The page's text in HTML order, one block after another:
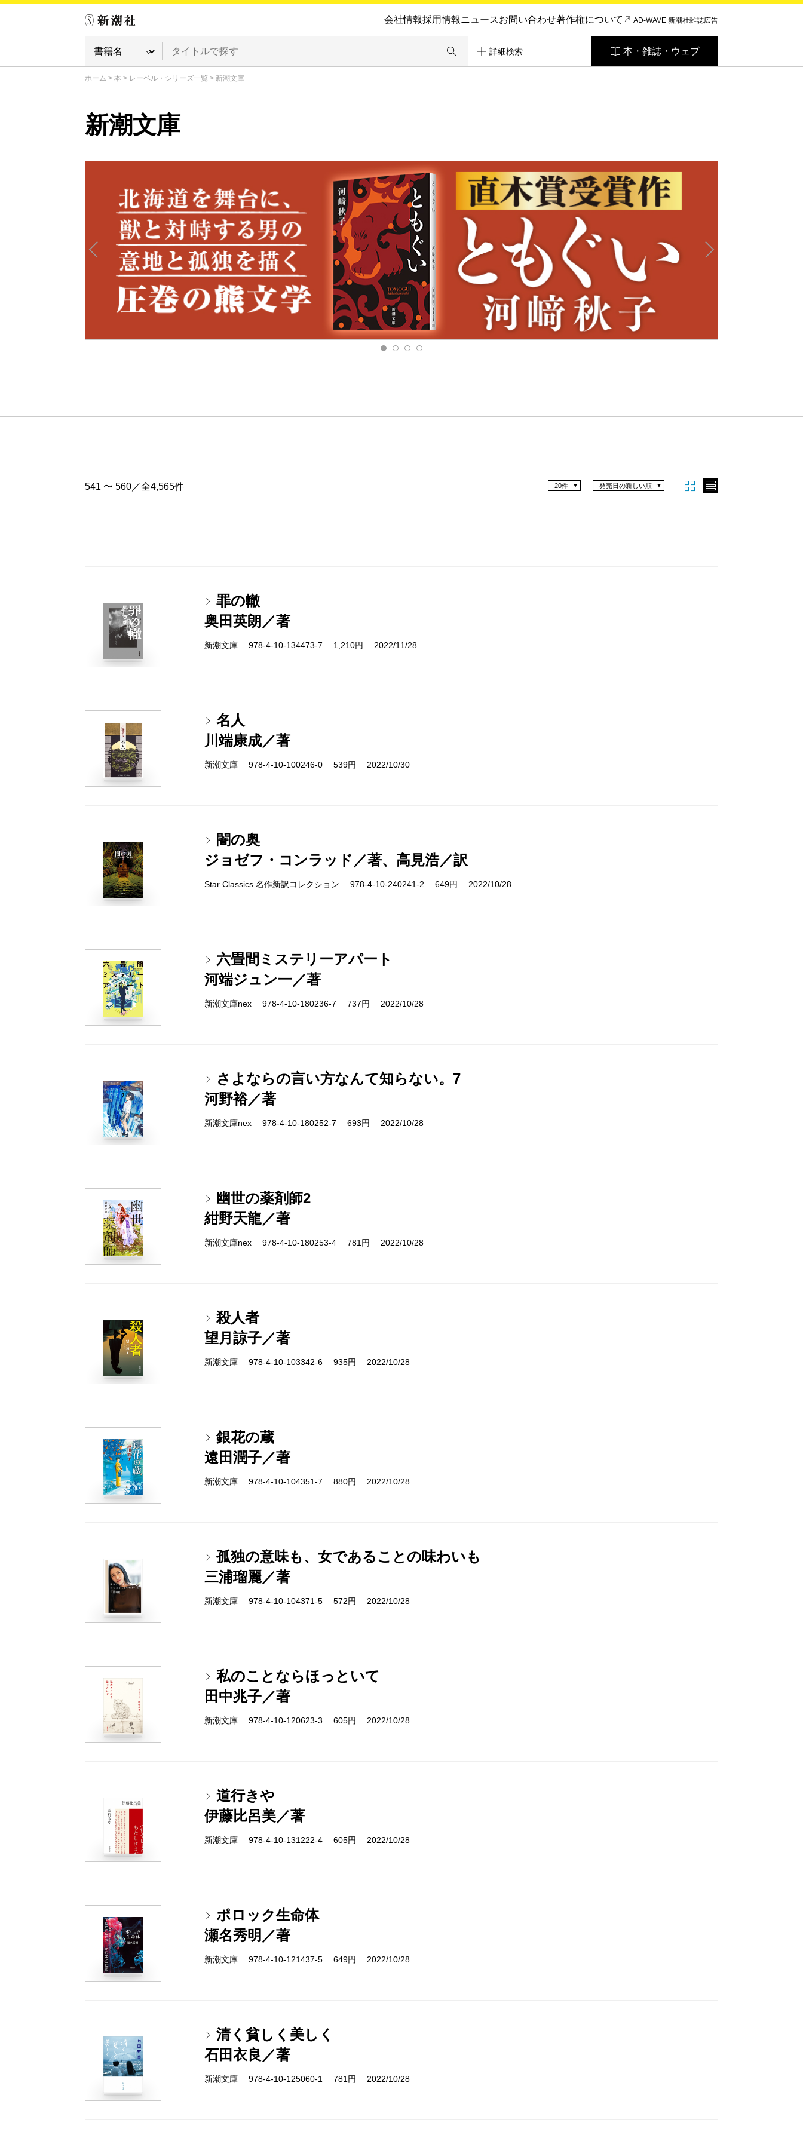
会社情報採用情報ニュースお問い合わせ著作権について AD-WAVE 新潮社雑誌広告
詳細検索 本・雑誌・ウェブ
ホーム > 本 > レーベル・シリーズ一覧 > 新潮文庫
新潮文庫
541 〜 560／全4,565件 発売日の新しい順
20件
罪の轍
奥田英朗／著
新潮文庫 978-4-10-134473-7 1,210円 2022/11/28
名人
川端康成／著
新潮文庫 978-4-10-100246-0 539円 2022/10/30
闇の奥
ジョゼフ・コンラッド／著、高見浩／訳
Star Classics 名作新訳コレクション 978-4-10-240241-2 649円 2022/10/28
六畳間ミステリーアパート
河端ジュン一／著
新潮文庫nex 978-4-10-180236-7 737円 2022/10/28
さよならの言い方なんて知らない。7
河野裕／著
新潮文庫nex 978-4-10-180252-7 693円 2022/10/28
幽世の薬剤師2
紺野天龍／著
新潮文庫nex 978-4-10-180253-4 781円 2022/10/28
殺人者
望月諒子／著
新潮文庫 978-4-10-103342-6 935円 2022/10/28
銀花の蔵
遠田潤子／著
新潮文庫 978-4-10-104351-7 880円 2022/10/28
孤独の意味も、女であることの味わいも
三浦瑠麗／著
新潮文庫 978-4-10-104371-5 572円 2022/10/28
私のことならほっといて
田中兆子／著
新潮文庫 978-4-10-120623-3 605円 2022/10/28
道行きや
伊藤比呂美／著
新潮文庫 978-4-10-131222-4 605円 2022/10/28
ポロック生命体
瀬名秀明／著
新潮文庫 978-4-10-121437-5 649円 2022/10/28
清く貧しく美しく
石田衣良／著
新潮文庫 978-4-10-125060-1 781円 2022/10/28